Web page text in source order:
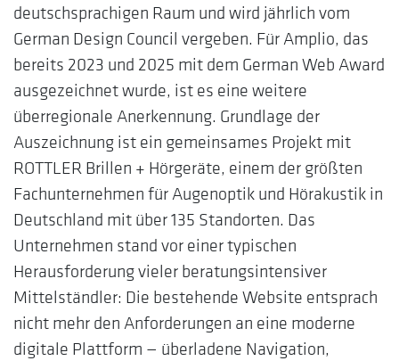
deutschsprachigen Raum und wird jährlich vom
German Design Council vergeben. Für Amplio, das
bereits 2023 und 2025 mit dem German Web Award
ausgezeichnet wurde, ist es eine weitere
überregionale Anerkennung. Grundlage der
Auszeichnung ist ein gemeinsames Projekt mit
ROTTLER Brillen + Hörgeräte, einem der größten
Fachunternehmen für Augenoptik und Hörakustik in
Deutschland mit über 135 Standorten. Das
Unternehmen stand vor einer typischen
Herausforderung vieler beratungsintensiver
Mittelständler: Die bestehende Website entsprach
nicht mehr den Anforderungen an eine moderne
digitale Plattform — überladene Navigation,